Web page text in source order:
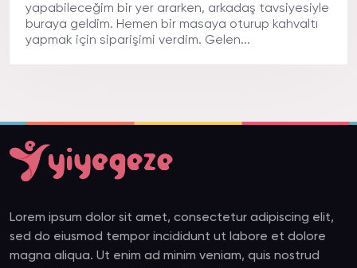
yapabileceğim bir yer ararken, arkadaş tavsiyesiyle
buraya geldim. Hemen bir masaya oturup kahvaltı
yapmak için siparişimi verdim. Gelen...
Lorem ipsum dolor sit amet, consectetur adipiscing elit,
sed do eiusmod tempor incididunt ut labore et dolore
magna aliqua. Ut enim ad minim veniam, quis nostrud